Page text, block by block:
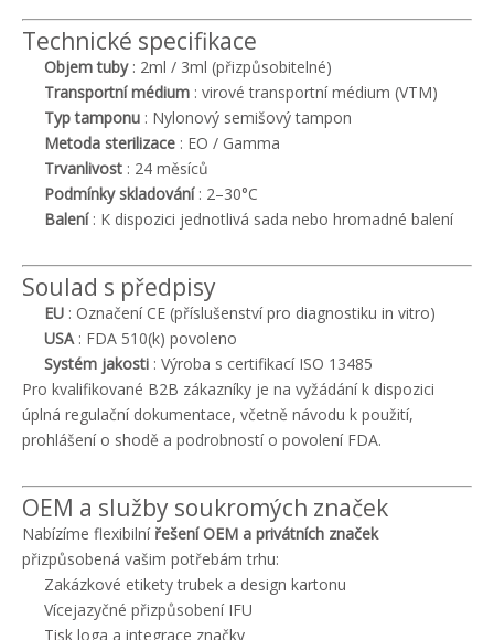
Technické specifikace
Objem tuby : 2ml / 3ml (přizpůsobitelné)
Transportní médium : virové transportní médium (VTM)
Typ tamponu : Nylonový semišový tampon
Metoda sterilizace : EO / Gamma
Trvanlivost : 24 měsíců
Podmínky skladování : 2–30°C
Balení : K dispozici jednotlivá sada nebo hromadné balení
Soulad s předpisy
EU : Označení CE (příslušenství pro diagnostiku in vitro)
USA : FDA 510(k) povoleno
Systém jakosti : Výroba s certifikací ISO 13485
Pro kvalifikované B2B zákazníky je na vyžádání k dispozici
úplná regulační dokumentace, včetně návodu k použití,
prohlášení o shodě a podrobností o povolení FDA.
OEM a služby soukromých značek
Nabízíme flexibilní řešení OEM a privátních značek
přizpůsobená vašim potřebám trhu:
Zakázkové etikety trubek a design kartonu
Vícejazyčné přizpůsobení IFU
Tisk loga a integrace značky